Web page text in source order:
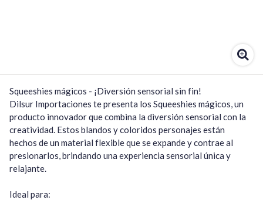
Squeeshies mágicos - ¡Diversión sensorial sin fin!
Dilsur Importaciones te presenta los Squeeshies mágicos, un
producto innovador que combina la diversión sensorial con la
creatividad. Estos blandos y coloridos personajes están
hechos de un material flexible que se expande y contrae al
presionarlos, brindando una experiencia sensorial única y
relajante.
Ideal para: